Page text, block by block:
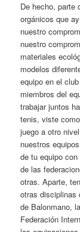
De hecho, parte
orgánicos que
nuestro
nuestro
materiales
modelos
equipo en el
miembros del
trabajar juntos
tenis, viste
juego a otro
nuestros
de tu equipo
de las
otras. Aparte,
otras disciplinas
de Balonmano,
Federación